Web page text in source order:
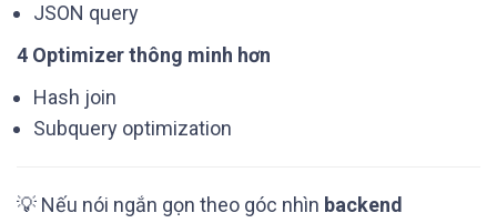
JSON query
4 Optimizer thông minh hơn
Hash join
Subquery optimization
💡 Nếu nói ngắn gọn theo góc nhìn backend